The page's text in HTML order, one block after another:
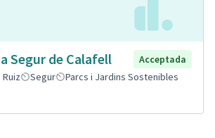
Segur de Calafell
Acceptada
Segur
Parcs i Jardins Sostenibles